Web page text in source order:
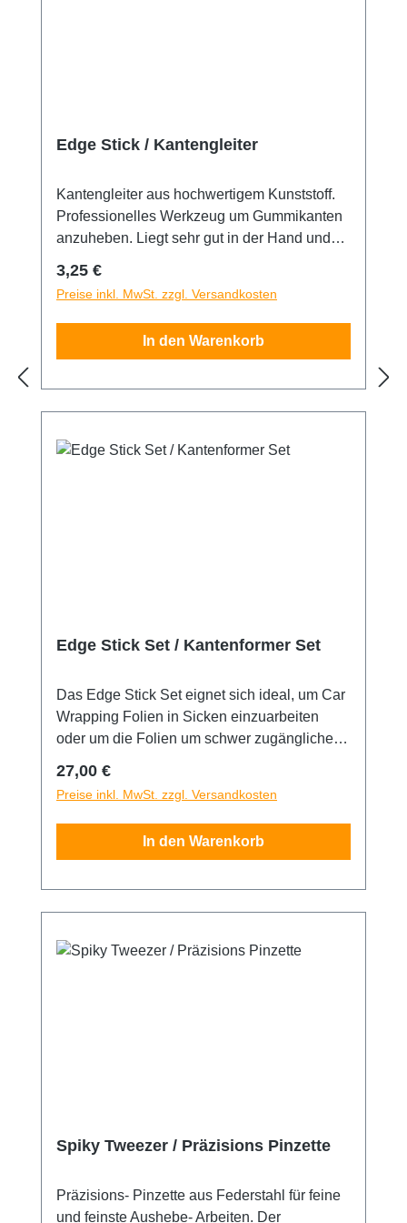
Edge Stick / Kantengleiter
Kantengleiter aus hochwertigem Kunststoff.
Professionelles Werkzeug um Gummikanten
anzuheben. Liegt sehr gut in der Hand und
beschädigungsfreies Arbeiten. Mit dem Edge
Stick lassen sich Folien auch in kleine und
kleinste Sicken und Rillen verarbeiten. Top
verarbeitete Qualität aus Deutschland.
Regulärer Preis:
3,25 €
Preise inkl. MwSt. zzgl. Versandkosten
In den Warenkorb
Edge Stick Set / Kantenformer Set
Das Edge Stick Set eignet sich ideal, um Car
Wrapping Folien in Sicken einzuarbeiten
oder um die Folien um schwer zugängliche
unterschiedlichen Härtegrad. Der blaue ist
weich, der rote ist hart und schwarz ist sehr
hart. Jeder Stick ist 18 cm lang und 3 cm breit.
Regulärer Preis:
27,00 €
Preise inkl. MwSt. zzgl. Versandkosten
In den Warenkorb
Spiky Tweezer / Präzisions Pinzette
Präzisions- Pinzette aus Federstahl für feine
und feinste Aushebe- Arbeiten. Der